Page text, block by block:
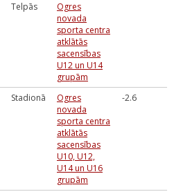
Telpās
Ogres
novada
sporta centra
atklātās
sacensības
U12 un U14
grupām
Stadionā
Ogres
novada
sporta centra
atklātās
sacensības
U10, U12,
U14 un U16
grupām
-2.6